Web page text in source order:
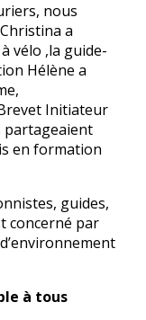
nous
a
vélo ,la guide-
Hélène a
Initiateur
partageaient
en formation
guides,
concerné par
à tous